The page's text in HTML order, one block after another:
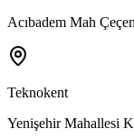
Acıbadem Mah
Teknokent
Yenişehir Mahallesi